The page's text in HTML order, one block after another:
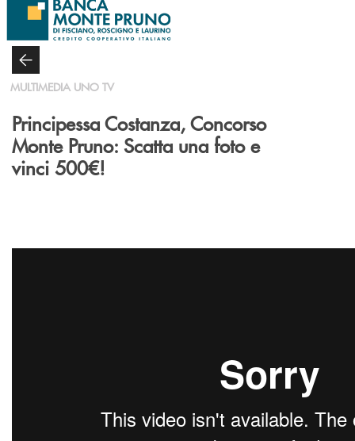
Salta al contenuto principale
MULTIMEDIA UNO TV
Principessa Costanza, Concorso
Monte Pruno: Scatta una foto e
vinci 500€!